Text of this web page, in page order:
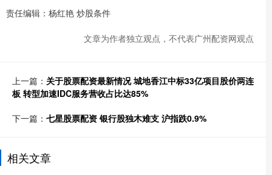
责任编辑：杨红艳 炒股条件
文章为作者独立观点，不代表广州配资网观点
上一篇： 关于股票配资最新情况 城地香江中标33亿项目股价两连
板 转型加速IDC服务营收占比达85%
下一篇： 七星股票配资 银行股独木难支 沪指跌0.9%
相关文章